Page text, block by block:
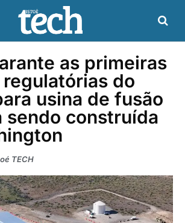
as primeiras
do
usina de fusão
sendo construída
TECH